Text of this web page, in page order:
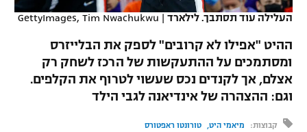
תוצאות
לוח שידורים
הפועל חיפה
הפועל באר שבע
מכבי נתניה
ליגה הולנדית
ליגה טורקית
ליגה סינית
דני אבדיה
שחייה
ג'ודו
אגרוף
העלילה עוד תסתבך. לילארד |
GettyImages, Tim Nwachukwu
ההיט "אפילו לא קרובים" לספק את הבלייזרס
ומסתמכים על ההתעקשות של הרכז לשחק רק
אצלם, אך לקנדים נכס שעשוי לטרוף את הקלפים.
וגם: ההצהרה של אינדיאנה לגבי הילד
קבוצות: מיאמי היט טורונטו ראפטורס